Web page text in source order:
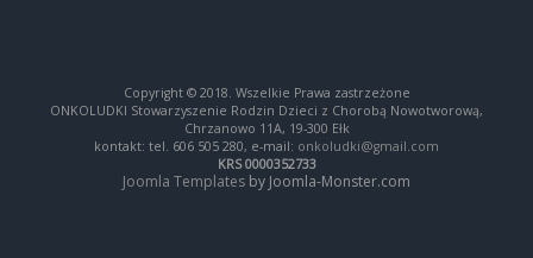
Copyright © 2018. Wszelkie Prawa zastrzeżone
ONKOLUDKI Stowarzyszenie Rodzin Dzieci z Chorobą Nowotworową,
Chrzanowo 11A, 19-300 Ełk
kontakt: tel. 606 505 280, e-mail: onkoludki@gmail.com
KRS 0000352733
Joomla Templates by Joomla-Monster.com